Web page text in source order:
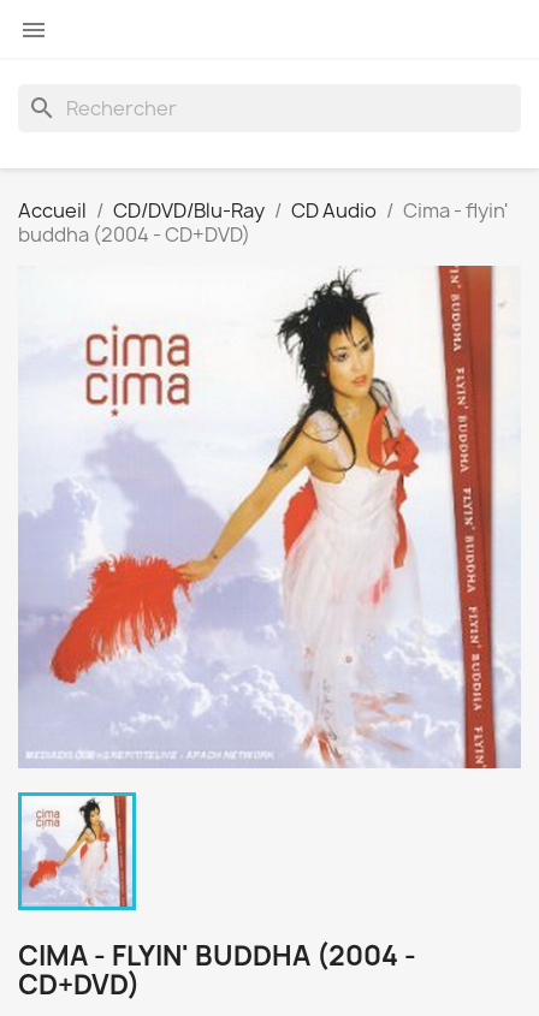

search
Accueil CD/DVD/Blu-Ray CD Audio
Cima - flyin'
buddha (2004 - CD+DVD)
CIMA - FLYIN' BUDDHA (2004 -
CD+DVD)